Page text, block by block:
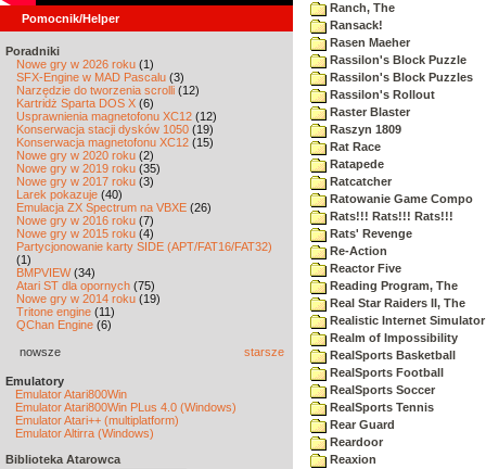
Pomocnik/Helper
Poradniki
Nowe gry w 2026 roku (1)
SFX-Engine w MAD Pascalu (3)
Narzędzie do tworzenia scrolli (12)
Kartridż Sparta DOS X (6)
Usprawnienia magnetofonu XC12 (12)
Konserwacja stacji dysków 1050 (19)
Konserwacja magnetofonu XC12 (15)
Nowe gry w 2020 roku (2)
Nowe gry w 2019 roku (35)
Nowe gry w 2017 roku (3)
Larek pokazuje (40)
Emulacja ZX Spectrum na VBXE (26)
Nowe gry w 2016 roku (7)
Nowe gry w 2015 roku (4)
Partycjonowanie karty SIDE (APT/FAT16/FAT32)
(1)
BMPVIEW(34)
Atari ST dla opornych (75)
Nowe gry w 2014 roku (19)
Tritone engine (11)
QChan Engine (6)
nowsze starsze
Emulatory
Emulator Atari800Win
Emulator Atari800Win PLus 4.0 (Windows)
Emulator Atari++ (multiplatform)
Emulator Altirra (Windows)
Biblioteka Atarowca
Ranch, The
Ransack!
Rasen Maeher
Rassilon's Block Puzzle
Rassilon's Block Puzzles
Rassilon's Rollout
Raster Blaster
Raszyn 1809
Rat Race
Ratapede
Ratcatcher
Ratowanie Game Compo
Rats!!! Rats!!! Rats!!!
Rats' Revenge
Re-Action
Reactor Five
Reading Program, The
Real Star Raiders II, The
Realistic Internet Simulator
Realm of Impossibility
RealSports Basketball
RealSports Football
RealSports Soccer
RealSports Tennis
Rear Guard
Reardoor
Reaxion